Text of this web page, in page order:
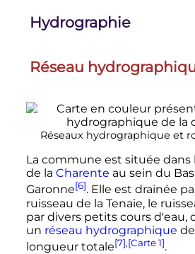
Hydrographie
Réseau
Réseaux hydrographique et
La commune est située dans
de la Charente au sein du
Garonne[6]. Elle est drainée
ruisseau de la Tenaie, le
par divers petits cours
un réseau hydrographique de
longueur totale[7],[Carte 1].